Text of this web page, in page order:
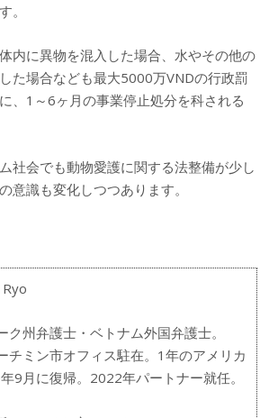
。
内に異物を混入した場合、水やその他の
た場合なども最大5000万VNDの行政罰
、1～6ヶ月の事業停止処分を科される
社会でも動物愛護に関する法整備が少し
意識も変化しつつあります。
ク州弁護士・ベトナム外国弁護士。
チミン市オフィス駐在。1年のアメリカ
9月に復帰。2022年パートナー就任。